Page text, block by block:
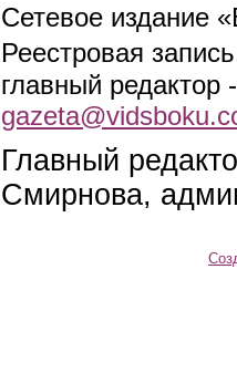
Сетевое издание
Реестровая
главный
Главный
Смирнова,